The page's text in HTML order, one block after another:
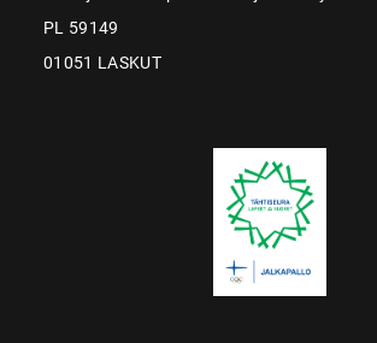
PL 59149
01051 LASKUT